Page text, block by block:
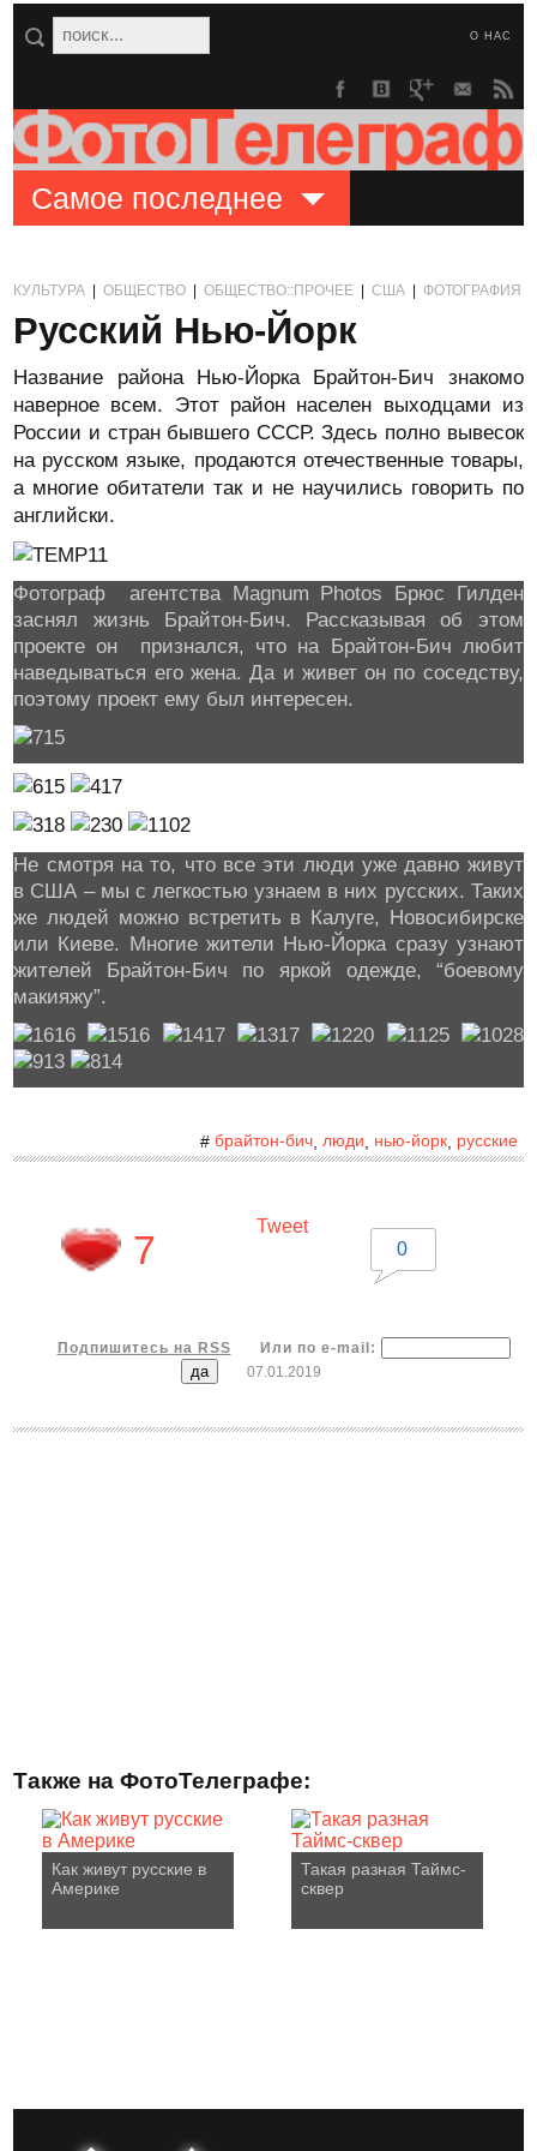
О НАС
Самое последнее
КУЛЬТУРА |ОБЩЕСТВО |ОБЩЕСТВО::ПРОЧЕЕ |США |ФОТОГРАФИЯ
Русский Нью-Йорк
Название района Нью-Йорка Брайтон-Бич знакомо
наверное всем. Этот район населен выходцами из
России и стран бывшего СССР. Здесь полно вывесок
на русском языке, продаются отечественные товары,
а многие обитатели так и не научились говорить по
английски.
Фотограф агентства Magnum Photos Брюс Гилден
заснял жизнь Брайтон-Бич. Рассказывая об этом
проекте он признался, что на Брайтон-Бич любит
наведываться его жена. Да и живет он по соседству,
поэтому проект ему был интересен.
Не смотря на то, что все эти люди уже давно живут
в США – мы с легкостью узнаем в них русских. Таких
же людей можно встретить в Калуге, Новосибирске
или Киеве. Многие жители Нью-Йорка сразу узнают
жителей Брайтон-Бич по яркой одежде, “боевому
макияжу”.
# брайтон-бич, люди нью-йорк, русские
7
Tweet
0
Подпишитесь на RSS
Или по e-mail:
07.01.2019
Также на ФотоТелеграфе:
Как живут русские в
Америке
Такая разная Таймс-
сквер